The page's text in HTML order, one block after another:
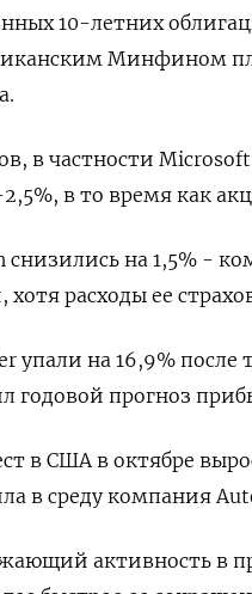
10-летних
Минфином
в частности
в то время как
снизились на 1,5% -
расходы ее
упали на 16,9%
годовой прогноз
в США в октябре
в среду компания
активность в